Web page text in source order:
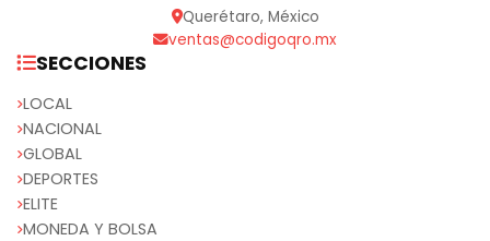
Querétaro, México
ventas@codigoqro.mx
SECCIONES
LOCAL
NACIONAL
GLOBAL
DEPORTES
ELITE
MONEDA Y BOLSA